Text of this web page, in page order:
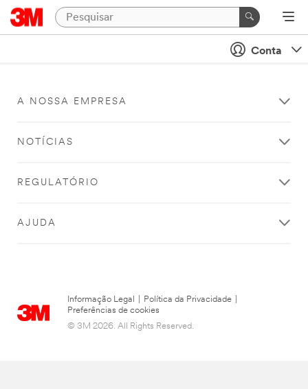
Conta
A NOSSA EMPRESA
NOTÍCIAS
REGULATÓRIO
AJUDA
Informação Legal Política da Privacidade
Preferências de cookies
© 3M 2026. All Rights Reserved.